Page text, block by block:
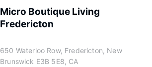
Micro Boutique Living
Fredericton
650 Waterloo Row, Fredericton, New
Brunswick E3B 5E8, CA